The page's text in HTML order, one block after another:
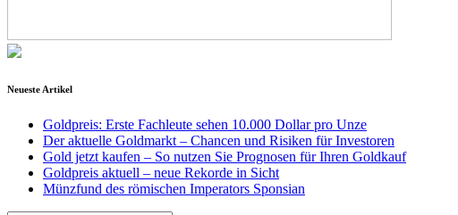
Neueste Artikel
Goldpreis: Erste Fachleute sehen 10.000 Dollar pro Unze
Der aktuelle Goldmarkt – Chancen und Risiken für Investoren
Gold jetzt kaufen – So nutzen Sie Prognosen für Ihren Goldkauf
Goldpreis aktuell – neue Rekorde in Sicht
Münzfund des römischen Imperators Sponsian